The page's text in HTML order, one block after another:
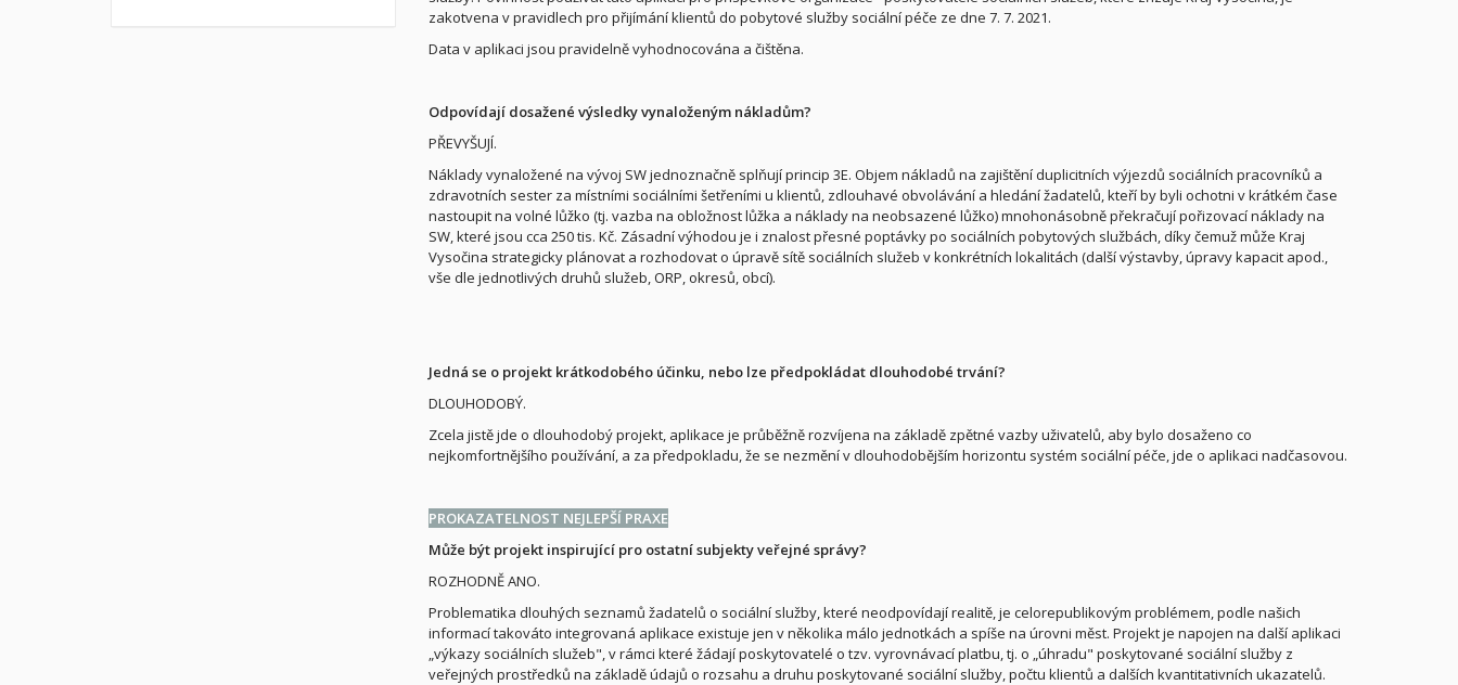
zakotvena v pravidlech pro přijímání klientů do pobytové služby sociální péče ze dne 7. 7. 2021.
Data v aplikaci jsou pravidelně vyhodnocována a čištěna.
Odpovídají dosažené výsledky vynaloženým nákladům?
PŘEVYŠUJÍ.
Náklady vynaložené na vývoj SW jednoznačně splňují princip 3E. Objem nákladů na zajištění duplicitních výjezdů sociálních pracovníků a
zdravotních sester za místními sociálními šetřeními u klientů, zdlouhavé obvolávání a hledání žadatelů, kteří by byli ochotni v krátkém čase
nastoupit na volné lůžko (tj. vazba na obložnost lůžka a náklady na neobsazené lůžko) mnohonásobně překračují pořizovací náklady na
SW, které jsou cca 250 tis. Kč. Zásadní výhodou je i znalost přesné poptávky po sociálních pobytových službách, díky čemuž může Kraj
Vysočina strategicky plánovat a rozhodovat o úpravě sítě sociálních služeb v konkrétních lokalitách (další výstavby, úpravy kapacit apod.,
vše dle jednotlivých druhů služeb, ORP, okresů, obcí).
Jedná se o projekt krátkodobého účinku, nebo lze předpokládat dlouhodobé trvání?
DLOUHODOBÝ.
Zcela jistě jde o dlouhodobý projekt, aplikace je průběžně rozvíjena na základě zpětné vazby uživatelů, aby bylo dosaženo co
nejkomfortnějšího používání, a za předpokladu, že se nezmění v dlouhodobějším horizontu systém sociální péče, jde o aplikaci nadčasovou.
PROKAZATELNOST NEJLEPŠÍ PRAXE
Může být projekt inspirující pro ostatní subjekty veřejné správy?
ROZHODNĚ ANO.
Problematika dlouhých seznamů žadatelů o sociální služby, které neodpovídají realitě, je celorepublikovým problémem, podle našich
informací takováto integrovaná aplikace existuje jen v několika málo jednotkách a spíše na úrovni měst. Projekt je napojen na další aplikaci
„výkazy sociálních služeb", v rámci které žádají poskytovatelé o tzv. vyrovnávací platbu, tj. o „úhradu" poskytované sociální služby z
veřejných prostředků na základě údajů o rozsahu a druhu poskytované sociální služby, počtu klientů a dalších kvantitativních ukazatelů.